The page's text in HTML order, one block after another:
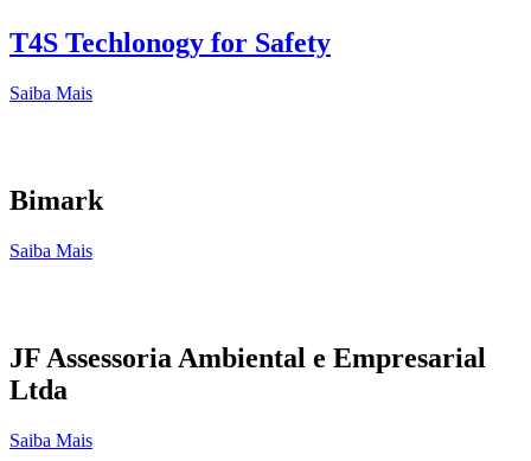
T4S Techlonogy for Safety
Saiba Mais
Bimark
Saiba Mais
JF Assessoria Ambiental e Empresarial
Ltda
Saiba Mais